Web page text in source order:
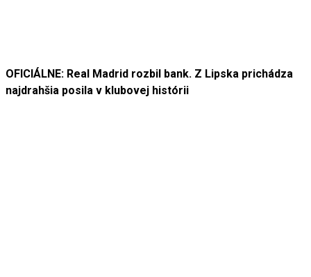
OFICIÁLNE: Real Madrid rozbil bank. Z Lipska prichádza
najdrahšia posila v klubovej histórii